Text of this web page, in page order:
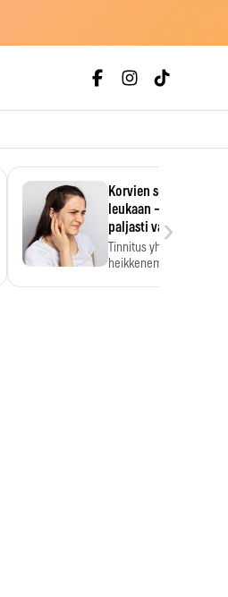
Korvien soiminen
leukaan – 47 349
paljasti vahvan
Tinnitus yhdistetään
heikkenemiseen.
›